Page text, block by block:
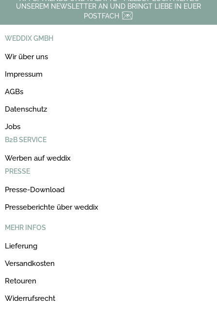
UNSEREM NEWSLETTER AN UND BRINGT LIEBE IN EUER
POSTFACH
WEDDIX GMBH
Wir über uns
Impressum
AGBs
Datenschutz
Jobs
B2B SERVICE
Werben auf weddix
PRESSE
Presse-Download
Presseberichte über weddix
MEHR INFOS
Lieferung
Versandkosten
Retouren
Widerrufsrecht